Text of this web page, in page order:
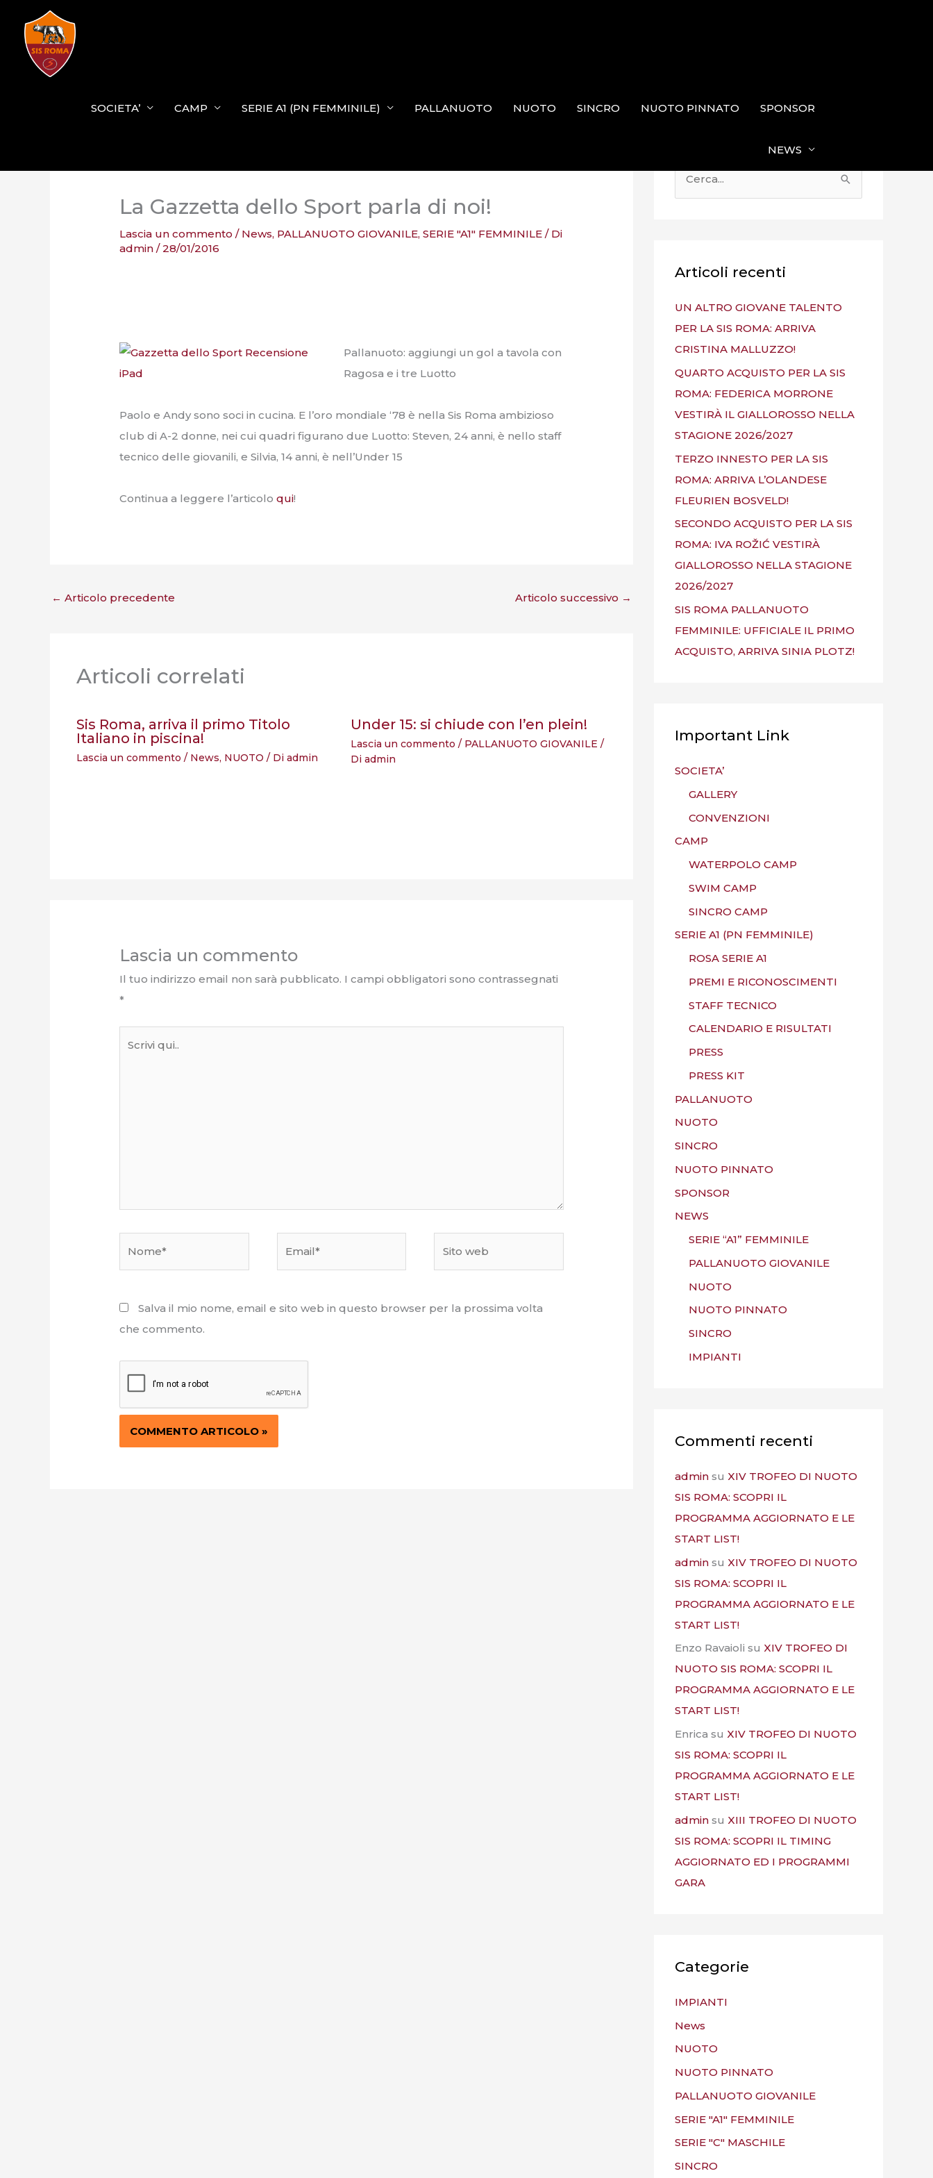
contenuto
SOCIETA’ CAMP SERIE A1 (PN FEMMINILE) PALLANUOTO NUOTO SINCRO NUOTO PINNATO SPONSOR
NEWS
La Gazzetta dello Sport parla di noi!
Lascia un commento / News, PALLANUOTO GIOVANILE,SERIE "A1" FEMMINILE / Di
admin/28/01/2016
Pallanuoto: aggiungi un gol a tavola con
Ragosa e i tre Luotto
Paolo e Andy sono soci in cucina. E l’oro mondiale ‘78 è nella Sis Roma ambizioso
club di A-2 donne, nei cui quadri figurano due Luotto: Steven, 24 anni, è nello staff
tecnico delle giovanili, e Silvia, 14 anni, è nell’Under 15
Continua a leggere l’articoloqui!
← Articolo precedente Articolo successivo →
Articoli correlati
Sis Roma, arriva il primo Titolo
Italiano in piscina!
Lascia un commento / News, NUOTO / Di admin
Under 15: si chiude con l’en plein!
Lascia un commento / PALLANUOTO GIOVANILE /
Di admin
Lascia un commento
Il tuo indirizzo email non sarà pubblicato. I campi obbligatori sono contrassegnati
*
Salva il mio nome, email e sito web in questo browser per la prossima volta
che commento.
e
a
Articoli recenti
UN ALTRO GIOVANE TALENTO
PER LA SIS ROMA: ARRIVA
CRISTINA MALLUZZO!
QUARTO ACQUISTO PER LA SIS
ROMA: FEDERICA MORRONE
VESTIRÀ IL GIALLOROSSO NELLA
STAGIONE 2026/2027
TERZO INNESTO PER LA SIS
ROMA: ARRIVA L’OLANDESE
FLEURIEN BOSVELD!
SECONDO ACQUISTO PER LA SIS
ROMA: IVA ROŽIĆ VESTIRÀ
GIALLOROSSO NELLA STAGIONE
2026/2027
SIS ROMA PALLANUOTO
FEMMINILE: UFFICIALE IL PRIMO
ACQUISTO, ARRIVA SINIA PLOTZ!
Important Link
SOCIETA’
GALLERY
CONVENZIONI
CAMP
WATERPOLO CAMP
SWIM CAMP
SINCRO CAMP
SERIE A1 (PN FEMMINILE)
ROSA SERIE A1
PREMI E RICONOSCIMENTI
STAFF TECNICO
CALENDARIO E RISULTATI
PRESS
PRESS KIT
PALLANUOTO
NUOTO
SINCRO
NUOTO PINNATO
SPONSOR
NEWS
SERIE “A1” FEMMINILE
PALLANUOTO GIOVANILE
NUOTO
NUOTO PINNATO
SINCRO
IMPIANTI
Commenti recenti
admin su XIV TROFEO DI NUOTO
SIS ROMA: SCOPRI IL
PROGRAMMA AGGIORNATO E LE
START LIST!
admin su XIV TROFEO DI NUOTO
SIS ROMA: SCOPRI IL
PROGRAMMA AGGIORNATO E LE
START LIST!
Enzo Ravaioli su XIV TROFEO DI
NUOTO SIS ROMA: SCOPRI IL
PROGRAMMA AGGIORNATO E LE
START LIST!
Enrica su XIV TROFEO DI NUOTO
SIS ROMA: SCOPRI IL
PROGRAMMA AGGIORNATO E LE
START LIST!
admin su XIII TROFEO DI NUOTO
SIS ROMA: SCOPRI IL TIMING
AGGIORNATO ED I PROGRAMMI
GARA
Categorie
IMPIANTI
News
NUOTO
NUOTO PINNATO
PALLANUOTO GIOVANILE
SERIE "A1" FEMMINILE
SERIE "C" MASCHILE
SINCRO